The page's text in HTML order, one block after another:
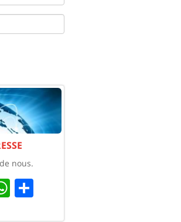
nous.
WhatsApp